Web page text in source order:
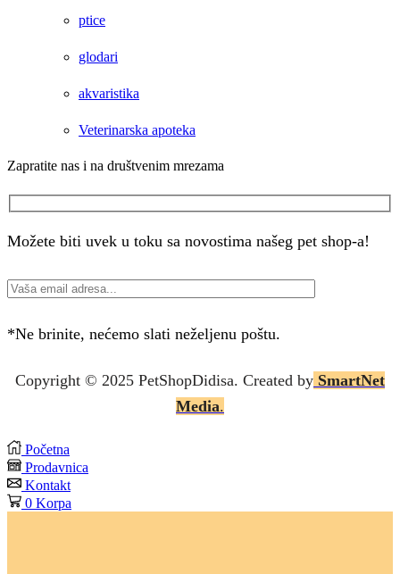
ptice
glodari
akvaristika
Veterinarska apoteka
Zapratite nas i na društvenim mrezama
Facebook
Instagram
Možete biti uvek u toku sa novostima našeg pet shop-a!
*Ne brinite, nećemo slati neželjenu poštu.
Copyright © 2025 PetShopDidisa. Created by SmartNet
Media.
Početna
Prodavnica
Kontakt
0 Korpa